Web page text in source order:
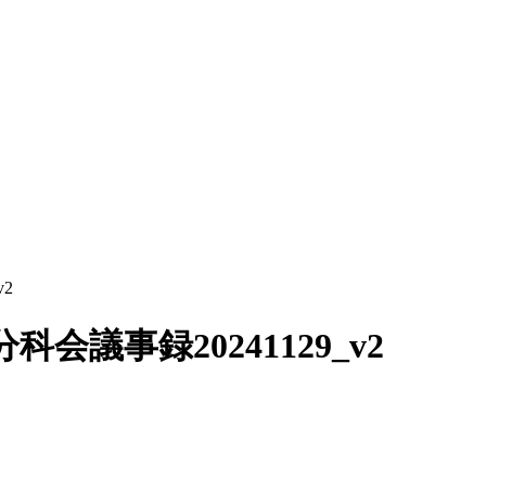
会議事録20241129_v2